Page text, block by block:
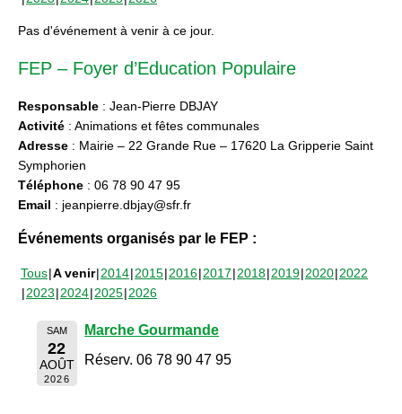
Pas d'événement à venir à ce jour.
FEP – Foyer d’Education Populaire
Responsable : Jean-Pierre DBJAY
Activité : Animations et fêtes communales
Adresse : Mairie – 22 Grande Rue – 17620 La Gripperie Saint
Symphorien
Téléphone : 06 78 90 47 95
Email : jeanpierre.dbjay@sfr.fr
Événements organisés par le FEP :
Tous A venir 2014 2015 2016 2017 2018 2019 2020 2022
2023 2024 2025 2026
SAM
22
AOÛT
2026
Marche Gourmande
Réserv. 06 78 90 47 95